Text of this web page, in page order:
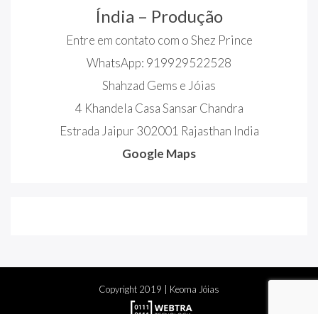
Índia – Produção
Entre em contato com o Shez Prince
WhatsApp: 919929522528
Shahzad Gems e Jóias
4 Khandela Casa Sansar Chandra
Estrada Jaipur 302001 Rajasthan India
Google Maps
Copyright 2019 | Keoma Jóias